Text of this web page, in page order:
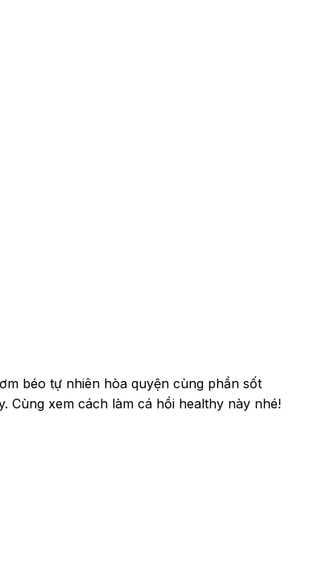
béo tự nhiên hòa quyện cùng phần sốt
Cùng xem cách làm cá hồi healthy này nhé!